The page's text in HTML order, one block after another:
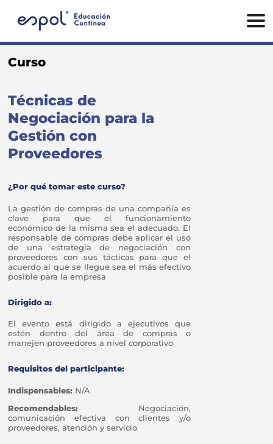
Curso
Técnicas de
Negociación para la
Gestión con
Proveedores
¿Por qué tomar este curso?
La gestión de compras de una compañía es
clave para que el funcionamiento
económico de la misma sea el adecuado. El
responsable de compras debe aplicar el uso
de una estrategia de negociación con
proveedores con sus tácticas para que el
acuerdo al que se llegue sea el más efectivo
posible para la empresa
Dirigido a:
El evento está dirigido a ejecutivos que
estén dentro del área de compras o
manejen proveedores a nivel corporativo
Requisitos del participante:
Indispensables: N/A
Recomendables: Negociación,
comunicación efectiva con clientes y/o
proveedores, atención y servicio